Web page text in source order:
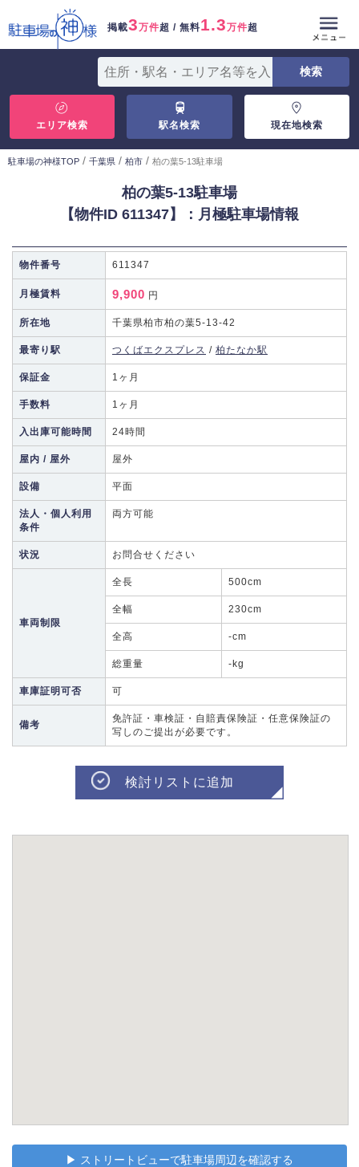
掲載3万件超 / 無料1.3万件超
エリア検索 駅名検索 現在地検索
駐車場の神様TOP / 千葉県 / 柏市 / 柏の葉5-13駐車場
柏の葉5-13駐車場
【物件ID 611347】：月極駐車場情報
物件番号 611347
月極賃料 9,900 円
所在地 千葉県柏市柏の葉5-13-42
最寄り駅 つくばエクスプレス / 柏たなか駅
保証金 1ヶ月
手数料 1ヶ月
入出庫可能時間 24時間
屋内 / 屋外 屋外
設備 平面
法人・個人利用
条件
両方可能
状況 お問合せください
車両制限
全長 500cm
全幅 230cm
全高 -cm
総重量 -kg
車庫証明可否 可
備考
免許証・車検証・自賠責保険証・任意保険証の
写しのご提出が必要です。
検討リストに追加
▶︎ ストリートビューで駐車場周辺を確認する